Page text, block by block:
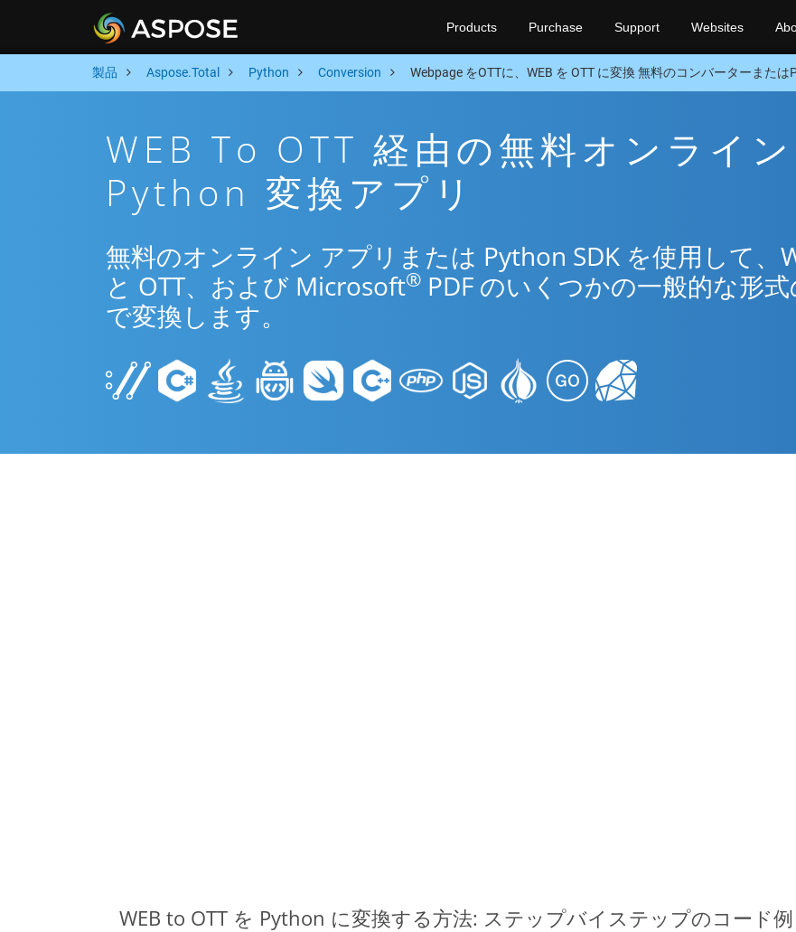
Products Purchase Support Websites
製品 Aspose.Total Python Conversion Webpage をOTTに、WEB を OTT に変換 無料のコンバーターまたは
WEB To OTT 経由の無料オンライン
Python 変換アプリ
無料のオンライン アプリまたは Python SDK を使用して、
と OTT、および Microsoft® PDF のいくつかの一般的な形
で変換します。
WEB to OTT を Python に変換する方法: ステップバイステップのコード例